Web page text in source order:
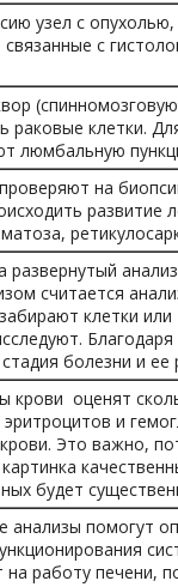
узел с
с
раковые клетки.
люмбальную
на
развитие
развернутый
считается
клетки или
болезни и ее
крови оценят
и
Это важно,
будет
анализы помогут
на работу печени,